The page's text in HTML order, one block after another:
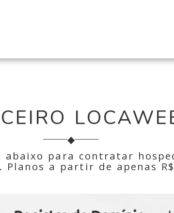
◆
para contratar
Planos a partir de apenas